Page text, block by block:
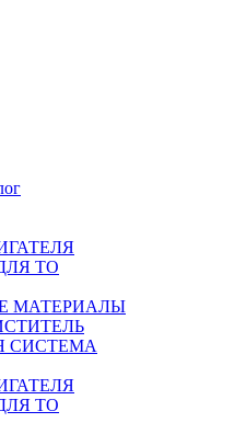
ТО
МАТЕРИАЛЫ
СИСТЕМА
ТО